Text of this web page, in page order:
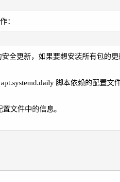
：
全更新，如果要想安装所有包的
脚本依赖的配置文件
文件中的信息。